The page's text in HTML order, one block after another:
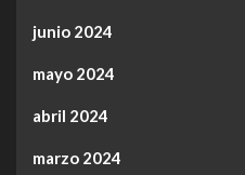
junio 2024
mayo 2024
abril 2024
marzo 2024